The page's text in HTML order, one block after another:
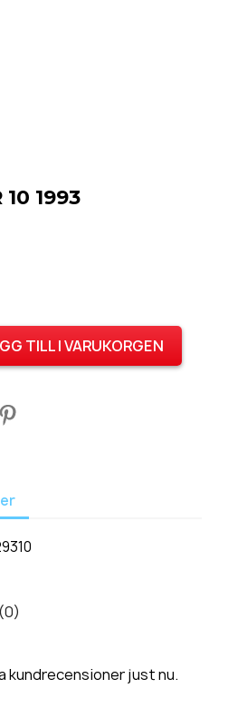
1993
TILL I VARUKORGEN
kundrecensioner just nu.